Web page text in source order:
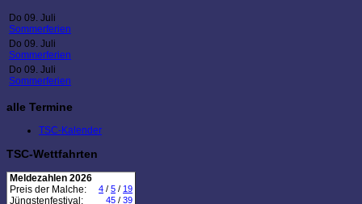
Do 09. Juli
Sommerferien
Do 09. Juli
Sommerferien
Do 09. Juli
Sommerferien
alle Termine
TSC-Kalender
TSC-Wettfahrten
Meldezahlen 2026
Preis der Malche:
4 / 5 / 19
Jüngstenfestival: 45 / 39